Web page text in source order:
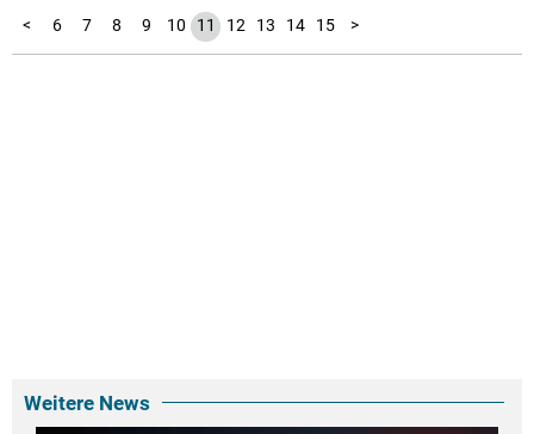
<
1
2
3
4
5 6 7 8 9 10 11 12 13 14 15 >
Weitere News